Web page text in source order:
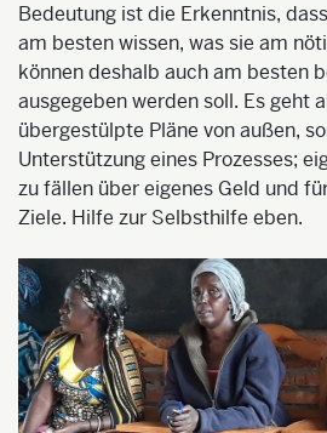
Bedeutung ist die Erkenntnis,
am besten wissen, was sie am
können deshalb auch am besten
ausgegeben werden soll. Es geht
übergestülpte Pläne von außen,
Unterstützung eines Prozesses;
zu fällen über eigenes Geld und
Ziele. Hilfe zur Selbsthilfe eben.